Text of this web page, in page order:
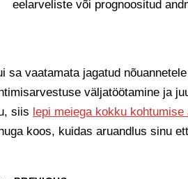
eelarveliste või prognoositud
sa vaatamata jagatud
väljatöötamine ja
siis lepi meiega kokku kohtumise
koos, kuidas aruandlus sinu